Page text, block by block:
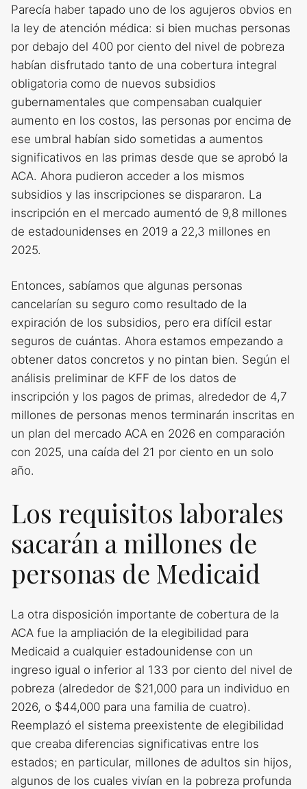
Parecía haber tapado uno de los agujeros obvios en
la ley de atención médica: si bien muchas personas
por debajo del 400 por ciento del nivel de pobreza
habían disfrutado tanto de una cobertura integral
obligatoria como de nuevos subsidios
gubernamentales que compensaban cualquier
aumento en los costos, las personas por encima de
ese umbral habían sido sometidas a aumentos
significativos en las primas desde que se aprobó la
ACA. Ahora pudieron acceder a los mismos
subsidios y las inscripciones se dispararon. La
inscripción en el mercado aumentó de 9,8 millones
de estadounidenses en 2019 a 22,3 millones en
2025.
Entonces, sabíamos que algunas personas
cancelarían su seguro como resultado de la
expiración de los subsidios, pero era difícil estar
seguros de cuántas. Ahora estamos empezando a
obtener datos concretos y no pintan bien. Según el
análisis preliminar de KFF de los datos de
inscripción y los pagos de primas, alrededor de 4,7
millones de personas menos terminarán inscritas en
un plan del mercado ACA en 2026 en comparación
con 2025, una caída del 21 por ciento en un solo
año.
Los requisitos laborales
sacarán a millones de
personas de Medicaid
La otra disposición importante de cobertura de la
ACA fue la ampliación de la elegibilidad para
Medicaid a cualquier estadounidense con un
ingreso igual o inferior al 133 por ciento del nivel de
pobreza (alrededor de $21,000 para un individuo en
2026, o $44,000 para una familia de cuatro).
Reemplazó el sistema preexistente de elegibilidad
que creaba diferencias significativas entre los
estados; en particular, millones de adultos sin hijos,
algunos de los cuales vivían en la pobreza profunda